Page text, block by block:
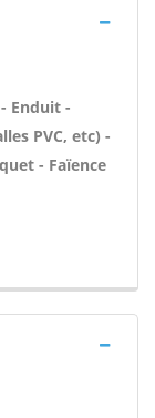
Enduit -
PVC, etc) -
- Faïence